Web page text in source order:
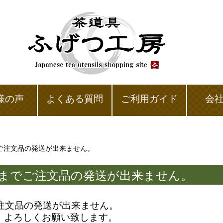
の声 よくある質問 ご利用ガイド 会
文品の発送が出来ません。
でご注文品の発送が出来ません。
品の発送が出来ません。
ろしくお願い致します。